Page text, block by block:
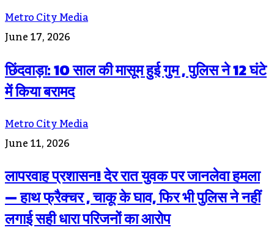
Metro City Media
June 17, 2026
छिंदवाड़ा: 10 साल की मासूम हुई गुम , पुलिस ने 12 घंटे
में किया बरामद
Metro City Media
June 11, 2026
लापरवाह प्रशासन! देर रात युवक पर जानलेवा हमला
— हाथ फ्रैक्चर , चाकू के घाव, फिर भी पुलिस ने नहीं
लगाई सही धारा परिजनों का आरोप